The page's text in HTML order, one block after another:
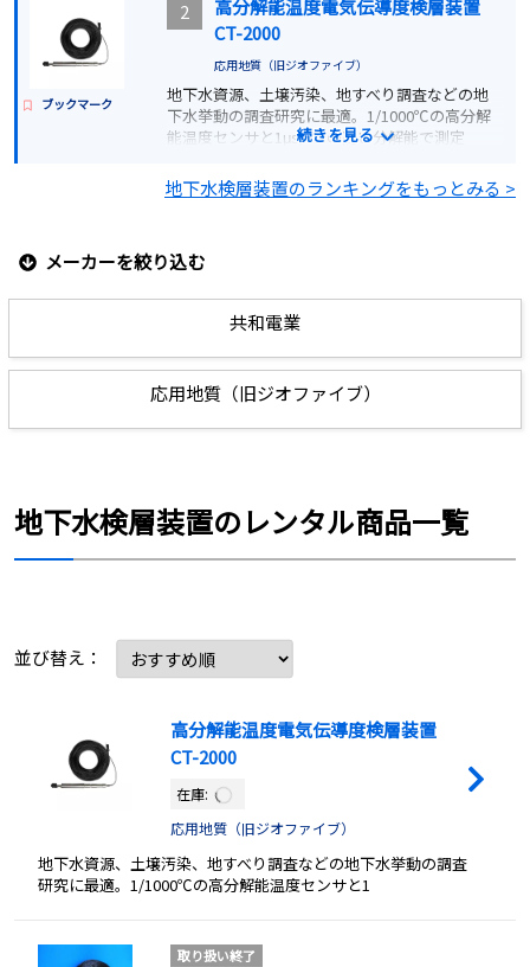
ブックマーク
2
高分解能温度電気伝導度検層装置
CT-2000
応用地質（旧ジオファイブ）
地下水資源、土壌汚染、地すべり調査などの地
下水挙動の調査研究に最適。1/1000℃の高分解
能温度センサと1μs/cmの高い分解能で測定
解能を有する7電極式電気伝導度センサから成る
高精度、かつ高分解能温度電気伝導度計です。
を一定深度に設置した長期モニタリングにご使
価格お問い合わせ
続きを見る
地下水検層装置のランキングをもっとみる >
メーカーを絞り込む
共和電業
応用地質（旧ジオファイブ）
地下水検層装置のレンタル商品一覧
並び替え：
高分解能温度電気伝導度検層装置
CT-2000
在庫:
応用地質（旧ジオファイブ）
地下水資源、土壌汚染、地すべり調査などの地下水挙動の調査
研究に最適。1/1000℃の高分解能温度センサと1
取り扱い終了